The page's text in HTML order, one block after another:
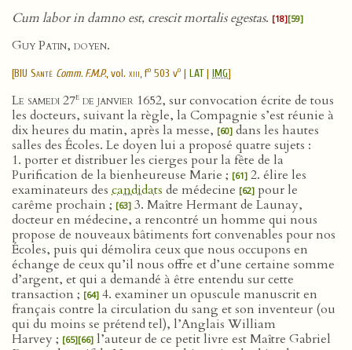
Cum labor in damno est, crescit mortalis egestas. [18][59]
Guy Patin, doyen.
[BIU Santé Comm. F.M.P., vol. xiii, fo 503 vo | LAT| IMG]
Le samedi 27e de janvier 1652, sur convocation écrite de tous
les docteurs, suivant la règle, la Compagnie s’est réunie à
dix heures du matin, après la messe, [60] dans les hautes
salles des Écoles. Le doyen lui a proposé quatre sujets :
1. porter et distribuer les cierges pour la fête de la
Purification de la bienheureuse Marie ; [61] 2. élire les
examinateurs des candidats de médecine [62] pour le
carême prochain ; [63] 3. Maître Hermant de Launay,
docteur en médecine, a rencontré un homme qui nous
propose de nouveaux bâtiments fort convenables pour nos
Écoles, puis qui démolira ceux que nous occupons en
échange de ceux qu’il nous offre et d’une certaine somme
d’argent, et qui a demandé à être entendu sur cette
transaction ; [64] 4. examiner un opuscule manuscrit en
français contre la circulation du sang et son inventeur (ou
qui du moins se prétend tel), l’Anglais William
Harvey ; [65][66] l’auteur de ce petit livre est Maître Gabriel